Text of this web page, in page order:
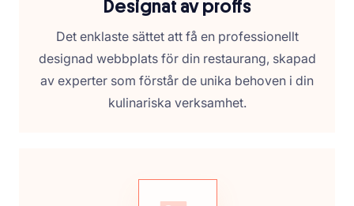
Designat av proffs
Det enklaste sättet att få en professionellt
designad webbplats för din restaurang, skapad
av experter som förstår de unika behoven i din
kulinariska verksamhet.